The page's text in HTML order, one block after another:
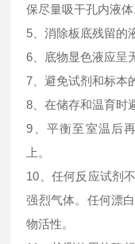
保尽量吸干孔内液
5、消除板底残留的
6、底物显色液应呈
7、避免试剂和标本
8、在储存和温育时
9、平衡至室温后
上。
10、任何反应试剂
强烈气体。任何漂
物活性。